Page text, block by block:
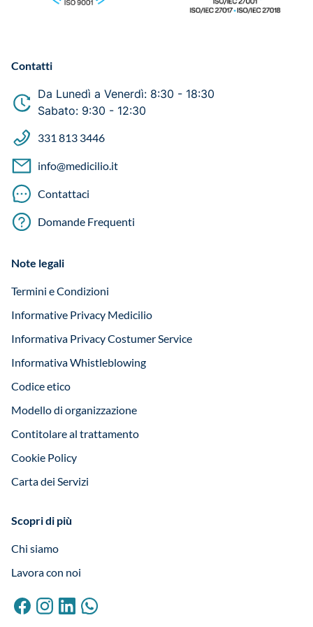
Contatti
Da Lunedì a Venerdì: 8:30 - 18:30
Sabato: 9:30 - 12:30
331 813 3446
info@medicilio.it
Contattaci
Domande Frequenti
Note legali
Termini e Condizioni
Informative Privacy Medicilio
Informativa Privacy Costumer Service
Informativa Whistleblowing
Codice etico
Modello di organizzazione
Contitolare al trattamento
Cookie Policy
Carta dei Servizi
Scopri di più
Chi siamo
Lavora con noi